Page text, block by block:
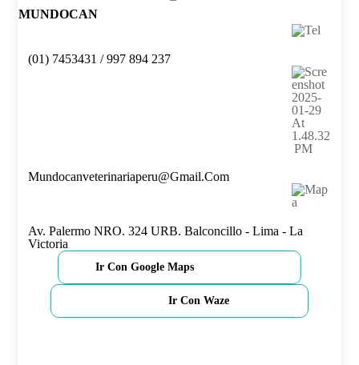
MUNDOCAN
(01) 7453431 / 997 894 237
Mundocanveterinariaperu@gmail.com
Av. Palermo NRO. 324 URB. Balconcillo - Lima - La
Victoria
Ir Con Google Maps
Ir Con Waze